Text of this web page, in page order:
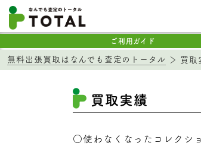
ご利用ガイド
無料出張買取はなんでも査定のトータル 買取
買取実績
○使わなくなったコレクシ